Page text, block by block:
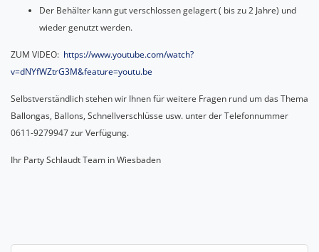
Der Behälter kann gut verschlossen gelagert ( bis zu 2 Jahre) und
wieder genutzt werden.
ZUM VIDEO: https://www.youtube.com/watch?
v=dNYfWZtrG3M&feature=youtu.be
Selbstverständlich stehen wir Ihnen für weitere Fragen rund um das Thema
Ballongas, Ballons, Schnellverschlüsse usw. unter der Telefonnummer
0611-9279947 zur Verfügung.
Ihr Party Schlaudt Team in Wiesbaden